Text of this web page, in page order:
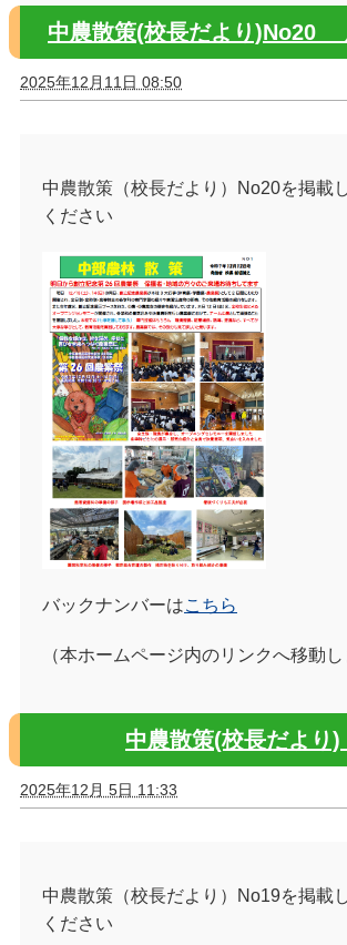
中農散策(校長だより)No20
2025年12月11日 08:50
中農散策（校長だより）No20を掲載
ください
バックナンバーはこちら
（本ホームページ内のリンクへ移動し
中農散策(校長だより)
2025年12月 5日 11:33
中農散策（校長だより）No19を掲載
ください